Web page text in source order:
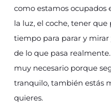
como estamos ocupados
la luz, el coche, tener
tiempo para parar y mirar
de lo que pasa
muy necesario porque
tranquilo, también estás
quieres.